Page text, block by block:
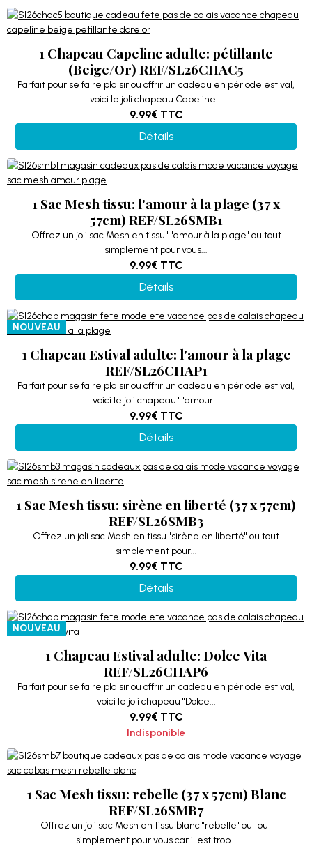
1 Chapeau Capeline adulte: pétillante
(Beige/Or) REF/SL26CHAC5
Parfait pour se faire plaisir ou offrir un cadeau en période estival,
voici le joli chapeau Capeline...
9.99€ TTC
Détails
1 Sac Mesh tissu: l'amour à la plage (37 x
57cm) REF/SL26SMB1
Offrez un joli sac Mesh en tissu "l'amour à la plage" ou tout
simplement pour vous...
9.99€ TTC
Détails
NOUVEAU
1 Chapeau Estival adulte: l'amour à la plage
REF/SL26CHAP1
Parfait pour se faire plaisir ou offrir un cadeau en période estival,
voici le joli chapeau "l'amour...
9.99€ TTC
Détails
1 Sac Mesh tissu: sirène en liberté (37 x 57cm)
REF/SL26SMB3
Offrez un joli sac Mesh en tissu "sirène en liberté" ou tout
simplement pour...
9.99€ TTC
Détails
NOUVEAU
1 Chapeau Estival adulte: Dolce Vita
REF/SL26CHAP6
Parfait pour se faire plaisir ou offrir un cadeau en période estival,
voici le joli chapeau "Dolce...
9.99€ TTC
Indisponible
1 Sac Mesh tissu: rebelle (37 x 57cm) Blanc
REF/SL26SMB7
Offrez un joli sac Mesh en tissu blanc "rebelle" ou tout
simplement pour vous car il est trop...